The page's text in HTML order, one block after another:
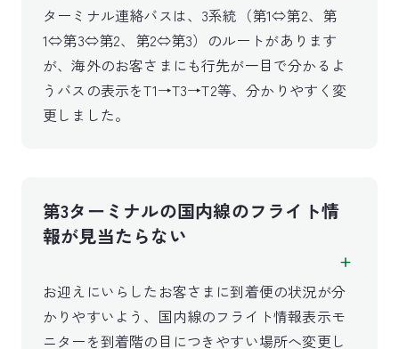
ターミナル連絡バスは、3系統（第1⇔第2、第
1⇔第3⇔第2、第2⇔第3）のルートがあります
が、海外のお客さまにも行先が一目で分かるよ
うバスの表示をT1→T3→T2等、分かりやすく変
更しました。
第3ターミナルの国内線のフライト情
報が見当たらない
お迎えにいらしたお客さまに到着便の状況が分
かりやすいよう、国内線のフライト情報表示モ
ニターを到着階の目につきやすい場所へ変更し